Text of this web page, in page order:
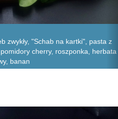
zwykły, "Schab na kartki", pasta z
cherry, roszponka, herbata
banan